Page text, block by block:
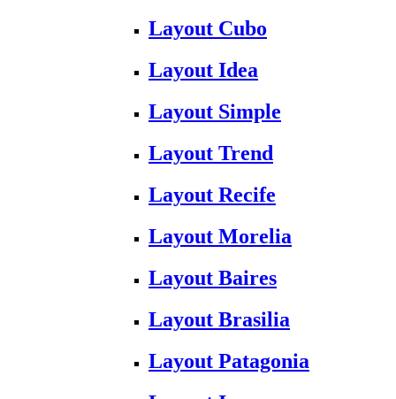
Layout Cubo
Layout Idea
Layout Simple
Layout Trend
Layout Recife
Layout Morelia
Layout Baires
Layout Brasilia
Layout Patagonia